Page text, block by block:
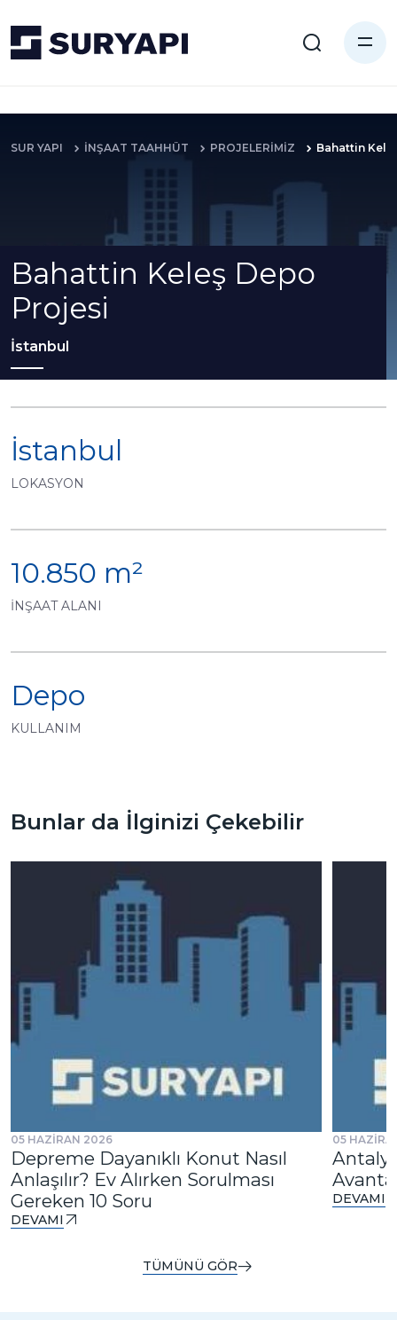
SUR YAPI İNŞAAT TAAHHÜT PROJELERİMİZ Bahattin
Bahattin Keleş Depo
Projesi
İstanbul
İstanbul
LOKASYON
10.850 m²
İNŞAAT ALANI
Depo
KULLANIM
Bunlar da İlginizi Çekebilir
05 HAZİRAN 2026
Depreme Dayanıklı Konut Nasıl
Anlaşılır? Ev Alırken Sorulması
Gereken 10 Soru
DEVAMI
05
DEVAMI
TÜMÜNÜ GÖR